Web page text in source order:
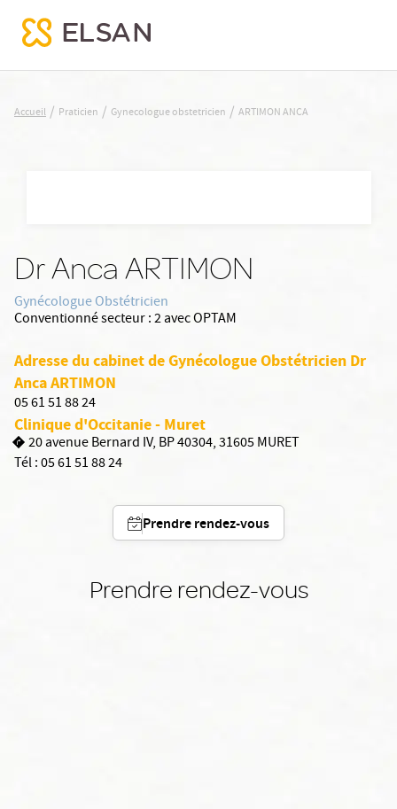
ARTIMON ANCA
Accueil / Praticien / Gynecologue obstetricien / ARTIMON ANCA
Dr Anca ARTIMON
Gynécologue Obstétricien
Conventionné secteur :2 avec OPTAM
Adresse du cabinet de Gynécologue Obstétricien Dr
Anca ARTIMON
05 61 51 88 24
Clinique d'Occitanie - Muret
20 avenue Bernard IV, BP 40304, 31605 MURET
Tél :05 61 51 88 24
Prendre rendez-vous
Prendre rendez-vous